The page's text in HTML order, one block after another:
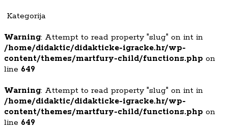
Kategorija
Warning: Attempt to read property "slug" on int in
/home/didaktic/didakticke-igracke.hr/wp-
content/themes/martfury-child/functions.php on
line 649
Warning: Attempt to read property "slug" on int in
/home/didaktic/didakticke-igracke.hr/wp-
content/themes/martfury-child/functions.php on
line 649